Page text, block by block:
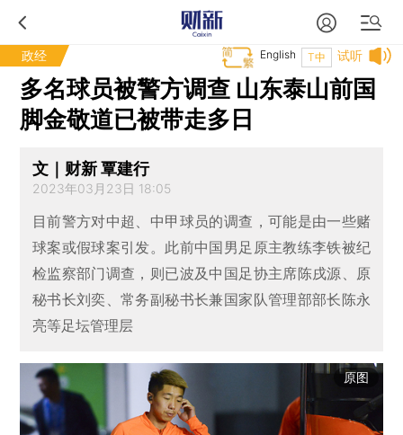
政经 试听
T中
English
多名球员被警方调查 山东泰山前国
脚金敬道已被带走多日
文｜财新 覃建行
2023年03月23日 18:05
目前警方对中超、中甲球员的调查，可能是由一些赌
球案或假球案引发。此前中国男足原主教练李铁被纪
检监察部门调查，则已波及中国足协主席陈戌源、原
秘书长刘奕、常务副秘书长兼国家队管理部部长陈永
亮等足坛管理层
原图